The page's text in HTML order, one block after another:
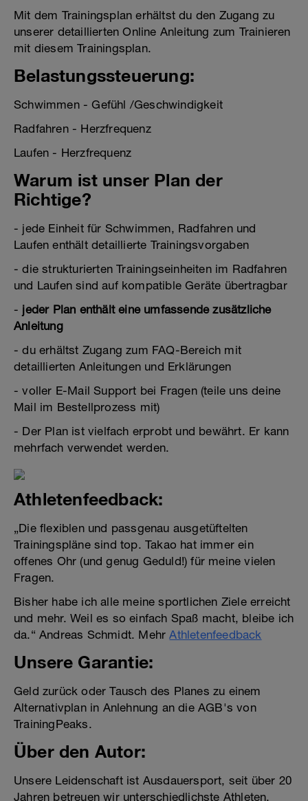
Mit dem Trainingsplan erhältst du den Zugang zu
unserer detaillierten Online Anleitung zum Trainieren
mit diesem Trainingsplan.
Belastungssteuerung:
Schwimmen - Gefühl /Geschwindigkeit
Radfahren - Herzfrequenz
Laufen - Herzfrequenz
Warum ist unser Plan der
Richtige?
- jede Einheit für Schwimmen, Radfahren und
Laufen enthält detaillierte Trainingsvorgaben
- die strukturierten Trainingseinheiten im Radfahren
und Laufen sind auf kompatible Geräte übertragbar
- jeder Plan enthält eine umfassende zusätzliche
Anleitung
- du erhältst Zugang zum FAQ-Bereich mit
detaillierten Anleitungen und Erklärungen
- voller E-Mail Support bei Fragen (teile uns deine
Mail im Bestellprozess mit)
- Der Plan ist vielfach erprobt und bewährt. Er kann
mehrfach verwendet werden.
Athletenfeedback:
„Die flexiblen und passgenau ausgetüftelten
Trainingspläne sind top. Takao hat immer ein
offenes Ohr (und genug Geduld!) für meine vielen
Fragen.
Bisher habe ich alle meine sportlichen Ziele erreicht
und mehr. Weil es so einfach Spaß macht, bleibe ich
da.“ Andreas Schmidt. MehrAthletenfeedback
Unsere Garantie:
Geld zurück oder Tausch des Planes zu einem
Alternativplan in Anlehnung an die AGB's von
TrainingPeaks.
Über den Autor:
Unsere Leidenschaft ist Ausdauersport, seit über 20
Jahren betreuen wir unterschiedlichste Athleten,